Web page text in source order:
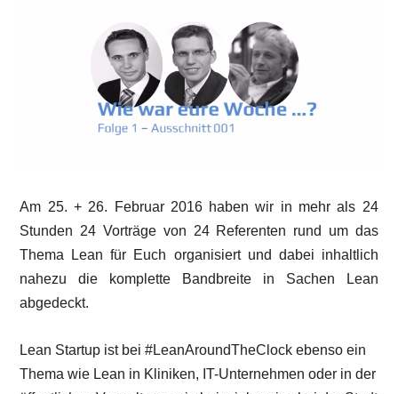
Am 25. + 26. Februar 2016 haben wir in mehr als 24
Stunden 24 Vorträge von 24 Referenten rund um das
Thema Lean für Euch organisiert und dabei inhaltlich
nahezu die komplette Bandbreite in Sachen Lean
abgedeckt.
Lean Startup ist bei #LeanAroundTheClock ebenso ein
Thema wie Lean in Kliniken, IT-Unternehmen oder in der